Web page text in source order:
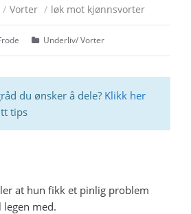
/ Vorter / løk mot kjønnsvorter
Underliv/Vorter
du ønsker å dele? Klikk her
tips
at hun fikk et pinlig problem
med.